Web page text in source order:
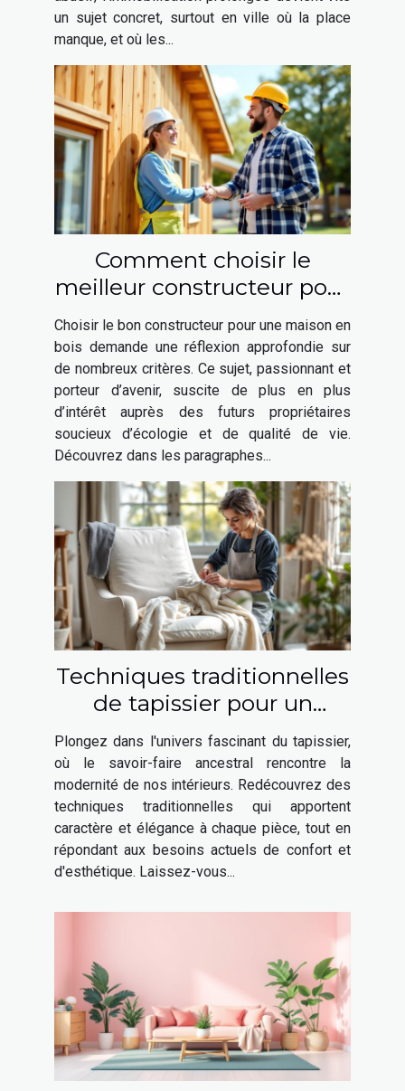
un sujet concret, surtout en ville où la place
manque, et où les...
Comment choisir le
meilleur constructeur pour
votre maison en bois ?
Choisir le bon constructeur pour une maison en
bois demande une réflexion approfondie sur
de nombreux critères. Ce sujet, passionnant et
porteur d’avenir, suscite de plus en plus
d’intérêt auprès des futurs propriétaires
soucieux d’écologie et de qualité de vie.
Découvrez dans les paragraphes...
Techniques traditionnelles
de tapissier pour un
intérieur moderne
Plongez dans l'univers fascinant du tapissier,
où le savoir-faire ancestral rencontre la
modernité de nos intérieurs. Redécouvrez des
techniques traditionnelles qui apportent
caractère et élégance à chaque pièce, tout en
répondant aux besoins actuels de confort et
d'esthétique. Laissez-vous...